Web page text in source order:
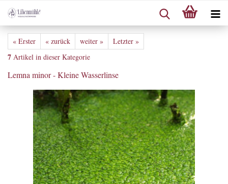
« Erster « zurück weiter » Letzter »
7 Artikel in dieser Kategorie
Lemna minor - Kleine Wasserlinse